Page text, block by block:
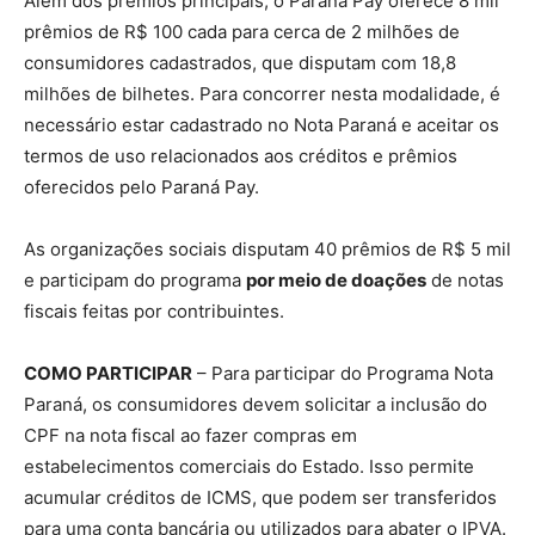
prêmios de R$ 100 cada para cerca de 2 milhões de
consumidores cadastrados, que disputam com 18,8
milhões de bilhetes. Para concorrer nesta modalidade, é
necessário estar cadastrado no Nota Paraná e aceitar os
termos de uso relacionados aos créditos e prêmios
oferecidos pelo Paraná Pay.
As organizações sociais disputam 40 prêmios de R$ 5 mil
e participam do programa por meio de doações de notas
fiscais feitas por contribuintes.
COMO PARTICIPAR – Para participar do Programa Nota
Paraná, os consumidores devem solicitar a inclusão do
CPF na nota fiscal ao fazer compras em
estabelecimentos comerciais do Estado. Isso permite
acumular créditos de ICMS, que podem ser transferidos
para uma conta bancária ou utilizados para abater o IPVA.